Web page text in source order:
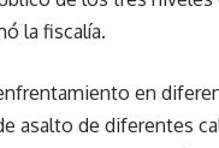
la fiscalía.
en
asalto de diferentes